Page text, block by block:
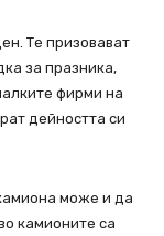
Те призовават
за празника,
фирми на
дейността си
може и да
камионите са